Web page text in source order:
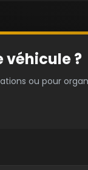
véhicule ?
ou pour